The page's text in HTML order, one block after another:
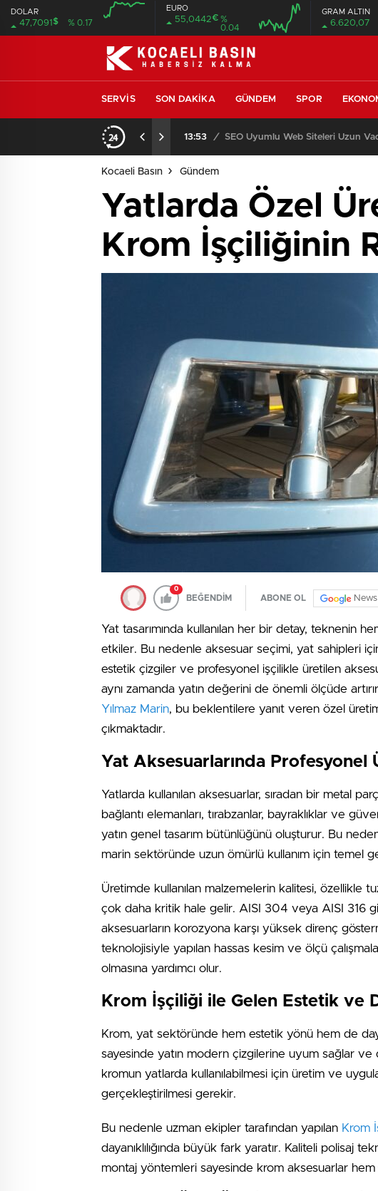
DOLAR
47,7091 $ % 0.17
EURO
55,0442€ %
0.04
GRAM ALTIN
6.620,07
SERVIS SON DAKIKA GÜNDEM SPOR
13:53 / SEO Uyumlu Web Siteleri Uzun
Kocaeli Basın Gündem
Yatlarda Özel
Krom İşçiliğinin
0
BEĞENDİM ABONE OL News
Yat tasarımında kullanılan her bir detay, teknenin
etkiler. Bu nedenle aksesuar seçimi, yat sahipleri
estetik çizgiler ve profesyonel işçilikle üretilen
aynı zamanda yatın değerini de önemli ölçüde
Yılmaz Marin, bu beklentilere yanıt veren özel
çıkmaktadır.
Yat Aksesuarlarında Profesyonel
Yatlarda kullanılan aksesuarlar, sıradan bir metal
bağlantı elemanları, tırabzanlar, bayraklıklar ve
yatın genel tasarım bütünlüğünü oluşturur. Bu
marin sektöründe uzun ömürlü kullanım için temel
Üretimde kullanılan malzemelerin kalitesi, özellikle
çok daha kritik hale gelir. AISI 304 veya AISI 316
aksesuarların korozyona karşı yüksek direnç
teknolojisiyle yapılan hassas kesim ve ölçü
olmasına yardımcı olur.
Krom İşçiliği ile Gelen Estetik ve
Krom, yat sektöründe hem estetik yönü hem de
sayesinde yatın modern çizgilerine uyum sağlar
kromun yatlarda kullanılabilmesi için üretim ve
gerçekleştirilmesi gerekir.
Bu nedenle uzman ekipler tarafından yapılan Krom
dayanıklılığında büyük fark yaratır. Kaliteli polisaj
montaj yöntemleri sayesinde krom aksesuarlar hem